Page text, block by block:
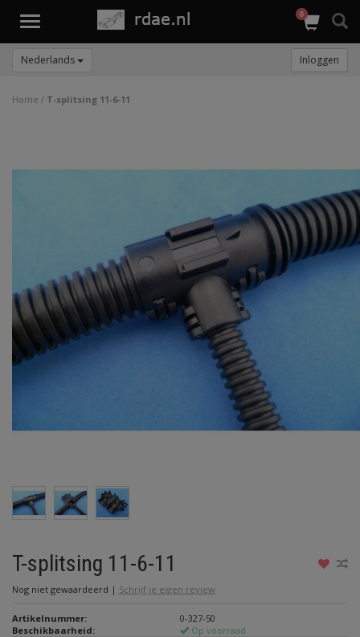
Toggle
0
Nederlands Inloggen
Home / T-splitsing 11-6-11
T-splitsing 11-6-11
Nog niet gewaardeerd | Schrijf je eigen review
Artikelnummer:
0-327-50
Beschikbaarheid:
Op voorraad